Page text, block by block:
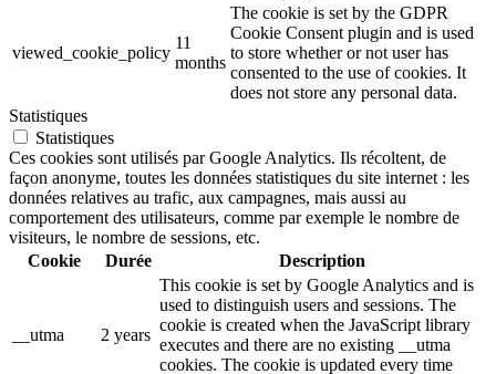
viewed_cookie_policy
11
months
The cookie is set by the GDPR
Cookie Consent plugin and is used
to store whether or not user has
consented to the use of cookies. It
does not store any personal data.
Statistiques
Statistiques
Ces cookies sont utilisés par Google Analytics. Ils récoltent, de
façon anonyme, toutes les données statistiques du site internet : les
données relatives au trafic, aux campagnes, mais aussi au
comportement des utilisateurs, comme par exemple le nombre de
visiteurs, le nombre de sessions, etc.
Cookie
Durée Description
__utma 2 years
This cookie is set by Google Analytics and is
used to distinguish users and sessions. The
cookie is created when the JavaScript library
executes and there are no existing __utma
cookies. The cookie is updated every time